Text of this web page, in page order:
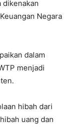
dikenakan
Negara
dalam
menjadi
hibah dari
uang dan